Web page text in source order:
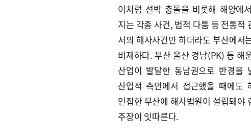
이처럼 선박 충돌을 비롯해 해양에
지는 각종 사건, 법적 다툼 등 전통적
서의 해사사건만 하더라도 부산에서
비재하다. 부산 울산 경남(PK) 등 해
산업이 발달한 동남권으로 반경을
산업적 측면에서 접근했을 때에도
인접한 부산에 해사법원이 설립돼야
주장이 잇따른다.